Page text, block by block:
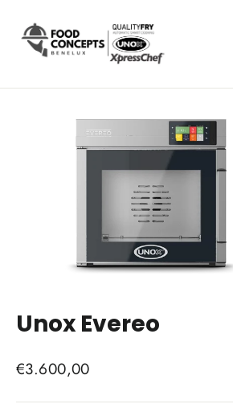
Unox Evereo
€3.600,00